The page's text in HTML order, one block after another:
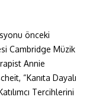
önceki
Cambridge Müzik
Annie
“Kanıta Dayalı
Tercihlerini